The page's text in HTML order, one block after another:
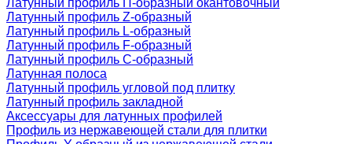
Латунный профиль П-образный окантовочный
Латунный профиль Z-образный
Латунный профиль L-образный
Латунный профиль F-образный
Латунный профиль C-образный
Латунная полоса
Латунный профиль угловой под плитку
Латунный профиль закладной
Аксессуары для латунных профилей
Профиль из нержавеющей стали для плитки